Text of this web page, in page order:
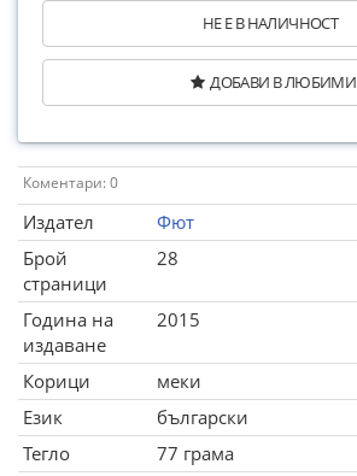
НЕ Е В НАЛИЧНОСТ
ДОБАВИ В ЛЮБИМИ
Коментари: 0
Издател
Фют
Брой
страници
28
Година на
издаване
2015
Корици
меки
Език
български
Тегло
77 грама